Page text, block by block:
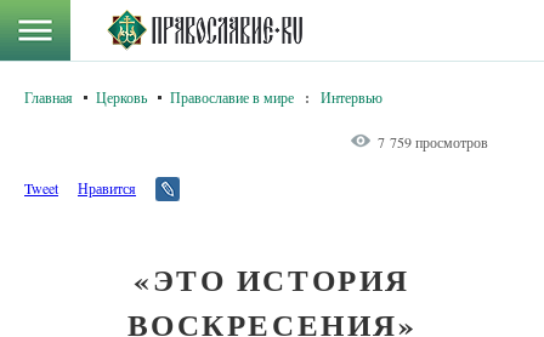
Главная Церковь Православие в мире : Интервью
7 759 просмотров
Tweet Нравится
«ЭТО ИСТОРИЯ
ВОСКРЕСЕНИЯ»